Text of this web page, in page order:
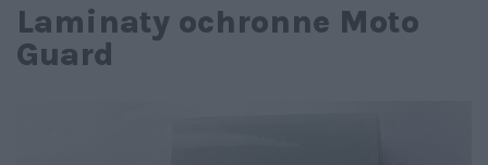
Laminaty ochronne Moto
Guard